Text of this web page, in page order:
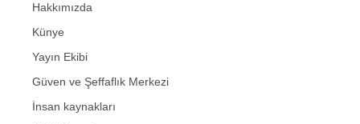
Hakkımızda
Künye
Yayın Ekibi
Güven ve Şeffaflık Merkezi
İnsan kaynakları